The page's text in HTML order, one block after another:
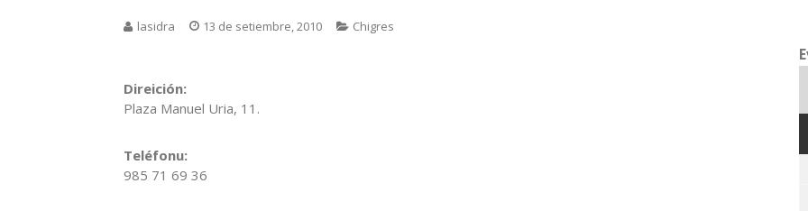
lasidra 13 de setiembre, 2010 Chigres
Direición:
Plaza Manuel Uria, 11.
Teléfonu:
985 71 69 36